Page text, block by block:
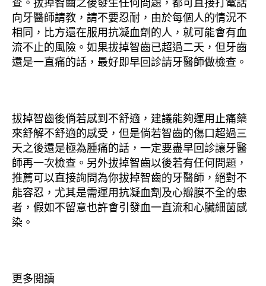
向牙醫師請教，請不要忍耐，由於每個人的情況不
相同，比方還在服用抗凝血劑的人，就可能會有血
流不止的風險。如果拔掉智齒已超過二天，但牙齒
還是一直痛的話，最好即早回診請牙醫師做檢查。
拔掉智齒後倘若感到不舒適，建議能夠運用止痛藥
來舒解不舒適的感受，但是倘若智齒的傷口超過三
天之後還是極為腫痛的話，一定要盡早回診讓牙醫
師再一次檢查。另外拔掉智齒以後若有任何問題，
推薦可以直接詢問為你拔掉智齒的牙醫師，絕對不
能容忍，尤其是需運用抗凝血劑及心瓣膜不全的患
者，假如不留意也許會引發血一直流和心臟細菌感
染。
更多閱讀